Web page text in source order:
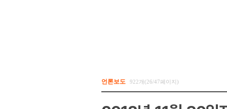
언론보도 922개(26/47페이지)